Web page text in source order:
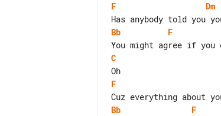
F
Dm
Bb
F
C
F
Bb
F